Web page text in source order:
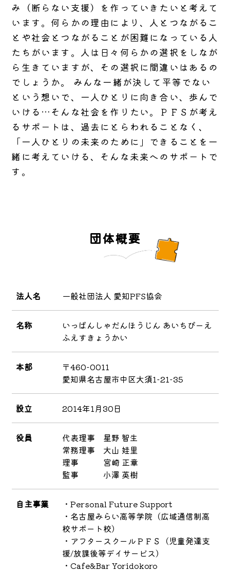
み（断らない支援）を作っていきたいと考えて
います。何らかの理由により、人とつながるこ
とや社会とつながることが困難になっている人
たちがいます。人は日々何らかの選択をしなが
ら生きていますが、その選択に間違いはあるの
でしょうか。 みんな一緒が決して平等でない
という想いで、一人ひとりに向き合い、歩んで
いける…そんな社会を作りたい。ＰＦＳが考え
るサポートは、過去にとらわれることなく、
「一人ひとりの未来のために」できることを一
緒に考えていける、そんな未来へのサポートで
す。
団体概要
法人名 一般社団法人 愛知PFS協会
名称
いっぱんしゃだんほうじん あいちぴーえ
ふえすきょうかい
本部
〒460-0011
愛知県名古屋市中区大須1-21-35
設立 2014年1月30日
役員
代表理事 星野 智生
常務理事 大山 娃里
理事 宮崎 正章
監事 小澤 英樹
自主事業
・Personal Future Support
・名古屋みらい高等学院（広域通信制高
校サポート校）
・アフタースクールＰＦＳ（児童発達支
援/放課後等デイサービス）
・Cafe&Bar Yoridokoro